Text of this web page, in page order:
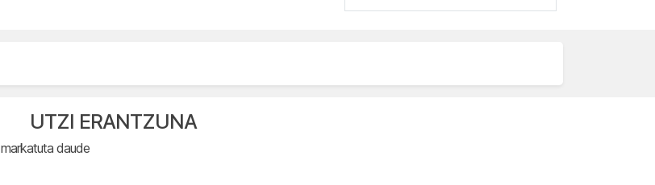
UTZI ERANTZUNA
markatuta daude